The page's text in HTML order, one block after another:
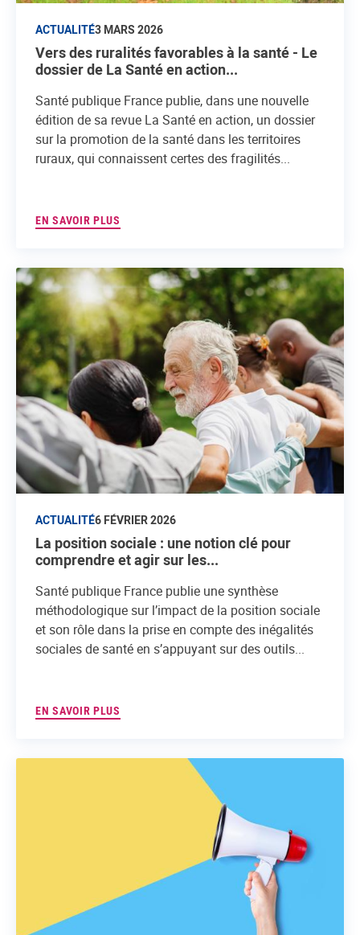
ACTUALITÉ3 MARS 2026
Vers des ruralités favorables à la santé - Le
dossier de La Santé en action...
Santé publique France publie, dans une nouvelle
édition de sa revue La Santé en action, un dossier
sur la promotion de la santé dans les territoires
ruraux, qui connaissent certes des fragilités...
EN SAVOIR PLUS
ACTUALITÉ6 FÉVRIER 2026
La position sociale : une notion clé pour
comprendre et agir sur les...
Santé publique France publie une synthèse
méthodologique sur l’impact de la position sociale
et son rôle dans la prise en compte des inégalités
sociales de santé en s’appuyant sur des outils...
EN SAVOIR PLUS